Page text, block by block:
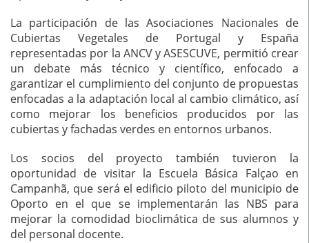
La participación de las Asociaciones Nacionales de
Cubiertas Vegetales de Portugal y España
representadas por la ANCV y ASESCUVE, permitió crear
un debate más técnico y científico, enfocado a
garantizar el cumplimiento del conjunto de propuestas
enfocadas a la adaptación local al cambio climático, así
como mejorar los beneficios producidos por las
cubiertas y fachadas verdes en entornos urbanos.
Los socios del proyecto también tuvieron la
oportunidad de visitar la Escuela Básica Falçao en
Campanhã, que será el edificio piloto del municipio de
Oporto en el que se implementarán las NBS para
mejorar la comodidad bioclimática de sus alumnos y
del personal docente.